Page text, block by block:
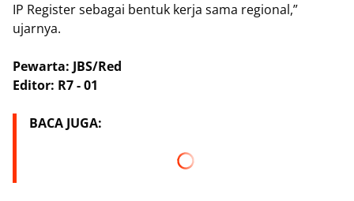
IP Register sebagai bentuk kerja sama regional,”
ujarnya.
Pewarta: JBS/Red
Editor: R7 - 01
BACA JUGA: